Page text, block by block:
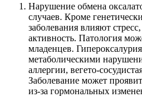
Нарушение обмена
случаев. Кроме
заболевания влияют
активность. Патология
младенцев.
метаболическими
аллергии, вегето-
Заболевание может
из-за гормональных